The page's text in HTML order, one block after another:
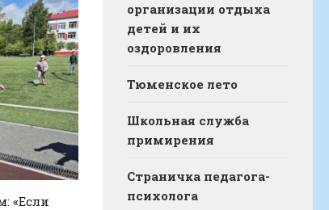
«Если
организации отдыха
детей и их
оздоровления
Тюменское лето
Школьная служба
примирения
Страничка педагога-
психолога